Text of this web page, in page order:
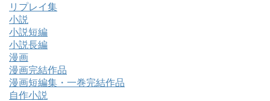
リプレイ集
小説
小説短編
小説長編
漫画
漫画完結作品
漫画短編集・一巻完結作品
自作小説